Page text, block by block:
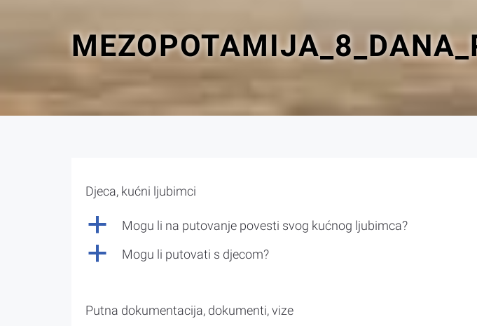
Djeca, kućni ljubimci
a Mogu li na putovanje povesti svog kućnog ljubimca?
a Mogu li putovati s djecom?
Putna dokumentacija, dokumenti, vize